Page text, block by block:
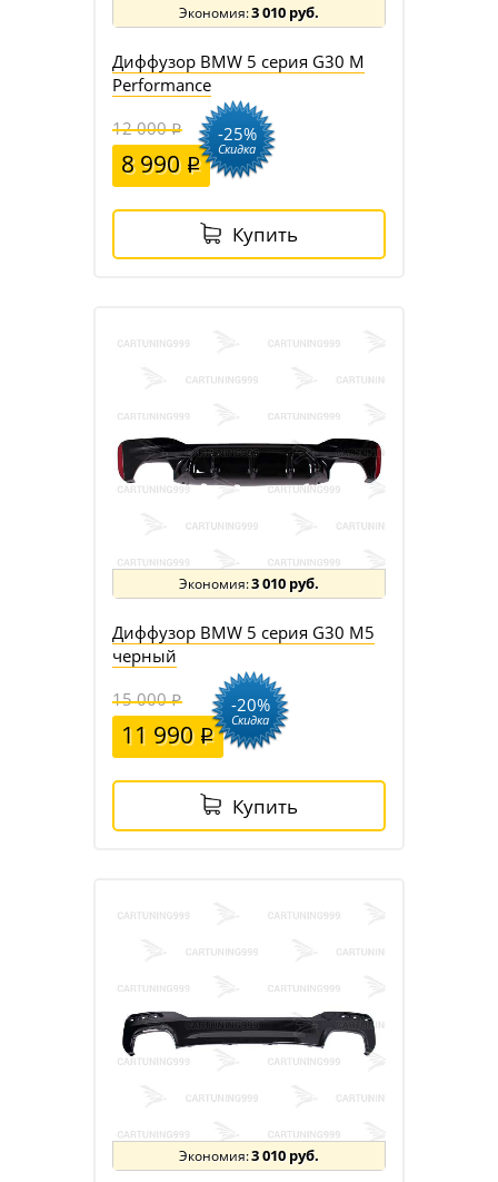
3 010 руб.
Диффузор BMW 5 серия G30 M
Performance
12 000
8 990
-25%
Скидка
Купить
3 010 руб.
Диффузор BMW 5 серия G30 M5
черный
15 000
11 990
-20%
Скидка
Купить
3 010 руб.